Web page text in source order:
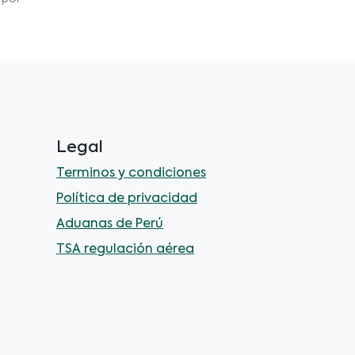
Legal
Terminos y condiciones
Política de privacidad
Aduanas de Perú
TSA regulación aérea